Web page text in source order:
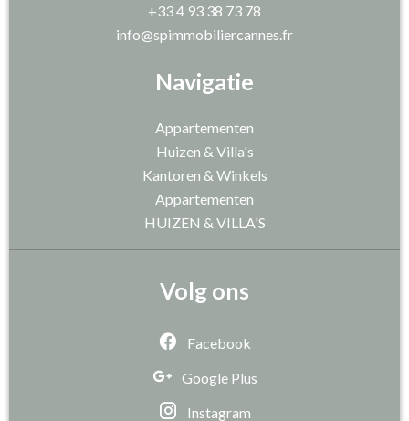
Navigatie
Appartementen
Huizen & Villa's
Kantoren & Winkels
Appartementen
HUIZEN & VILLA'S
+33 4 93 38 73 78
info@spimmobiliercannes.fr
Volg ons
Facebook
Google Plus
Instagram